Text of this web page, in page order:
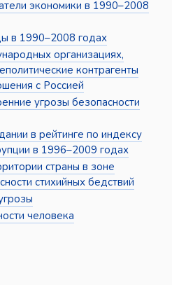
экономики в 1990–2008
в 1990–2008 годах
организациях,
контрагенты
с Россией
угрозы безопасности
в рейтинге по индексу
в 1996–2009 годах
страны в зоне
стихийных бедствий
человека